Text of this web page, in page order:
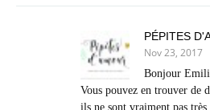
PÉPITES
Nov 23, 2017
Bonjour
Vous pouvez en trouver de
ils ne sont vraiment pas très